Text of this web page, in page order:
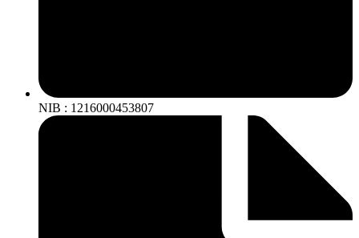
NIB : 1216000453807